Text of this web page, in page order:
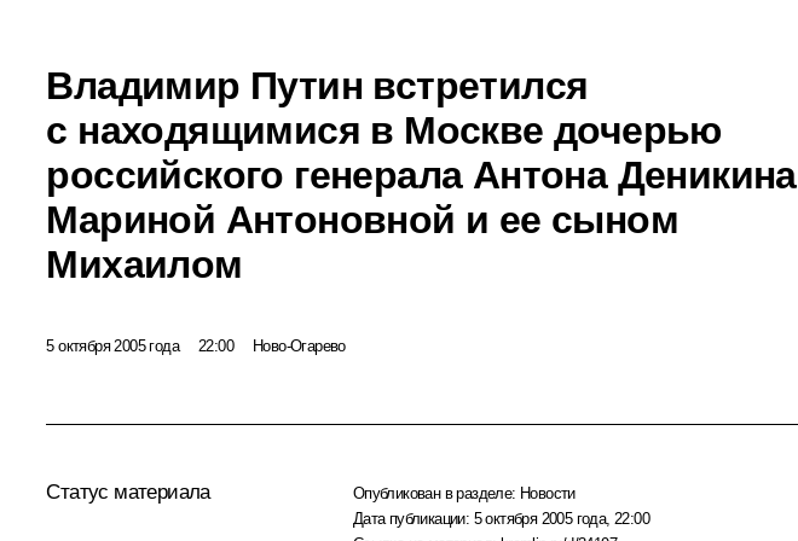
Владимир Путин встретился
с находящимися в Москве дочерью
российского генерала Антона Деникина
Мариной Антоновной и ее сыном
Михаилом
5 октября 2005 года 22:00 Ново-Огарево
Статус материала Опубликован в разделе: Новости
Дата публикации: 5 октября 2005 года, 22:00